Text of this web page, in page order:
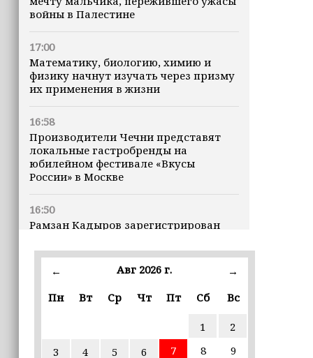
войны в Палестине
17:00
Математику, биологию, химию и
физику начнут изучать через призму
их применения в жизни
16:58
Производители Чечни представят
локальные гастробренды на
юбилейном фестивале «Вкусы
России» в Москве
16:50
Рамзан Кадыров зарегистрирован
16:47
землетрясения, рассказала
16:12
← Авг 2026 г.
→
Пн
Вт Ср Чт Пт Сб Вс
1
2
3
4 5 6 7 8
9